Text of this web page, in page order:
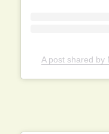
A post shared by